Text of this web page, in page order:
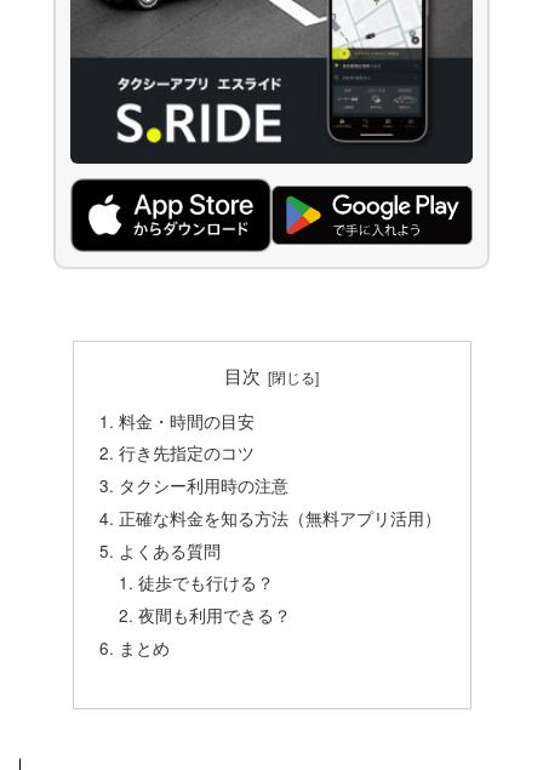
目次
料金・時間の目安
行き先指定のコツ
タクシー利用時の注意
正確な料金を知る方法（無料アプリ活用）
よくある質問
徒歩でも行ける？
夜間も利用できる？
まとめ